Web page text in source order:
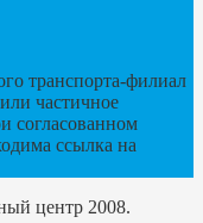
транспорта-филиал
частичное
согласованном
ссылка на
центр 2008.